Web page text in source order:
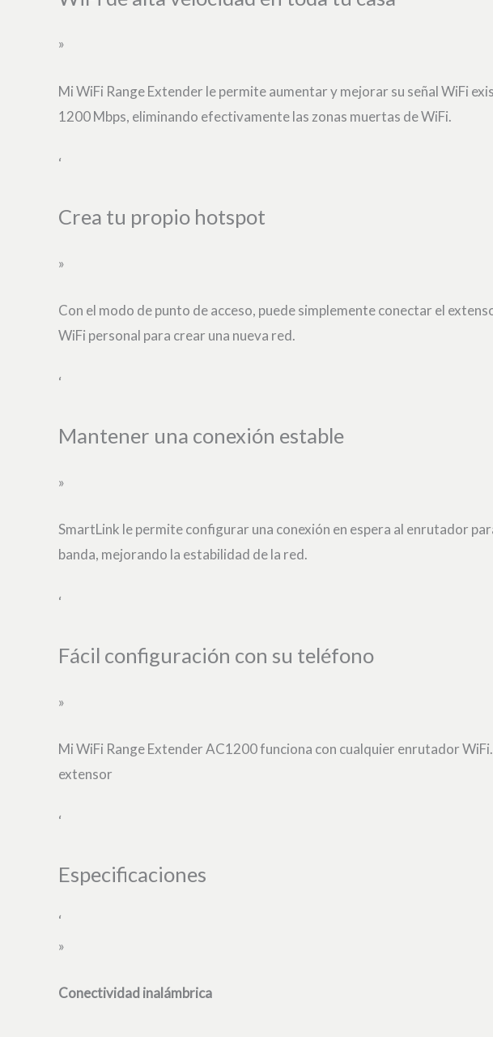
»
Mi WiFi Range Extender le permite aumentar y mejorar su señal WiFi
1200 Mbps, eliminando efectivamente las zonas muertas de WiFi.
‘
Crea tu propio hotspot
»
Con el modo de punto de acceso, puede simplemente conectar el
WiFi personal para crear una nueva red.
‘
Mantener una conexión estable
»
SmartLink le permite configurar una conexión en espera al enrutador
banda, mejorando la estabilidad de la red.
‘
Fácil configuración con su teléfono
»
Mi WiFi Range Extender AC1200 funciona con cualquier enrutador
extensor
‘
Especificaciones
‘
»
Conectividad inalámbrica